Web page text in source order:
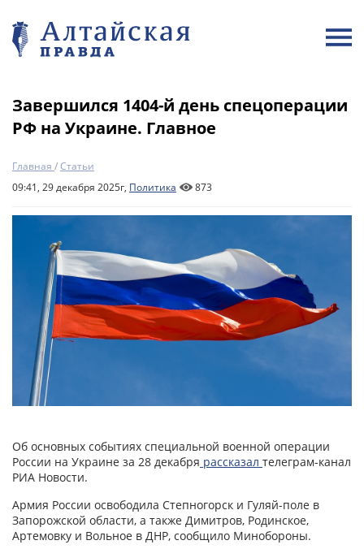
Завершился 1404-й день спецоперации
РФ на Украине. Главное
Главная /Статьи
09:41, 29 декабря 2025г, Политика 873
Об основных событиях специальной военной операции
России на Украине за 28 декабря рассказал телеграм-канал
РИА Новости.
Армия России освободила Степногорск и Гуляй-поле в
Запорожской области, а также Димитров, Родинское,
Артемовку и Вольное в ДНР, сообщило Минобороны.